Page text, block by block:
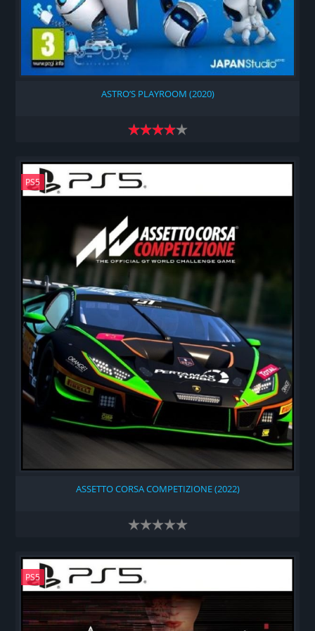
ASTRO’S PLAYROOM (2020)
PS5
ASSETTO CORSA COMPETIZIONE (2022)
PS5